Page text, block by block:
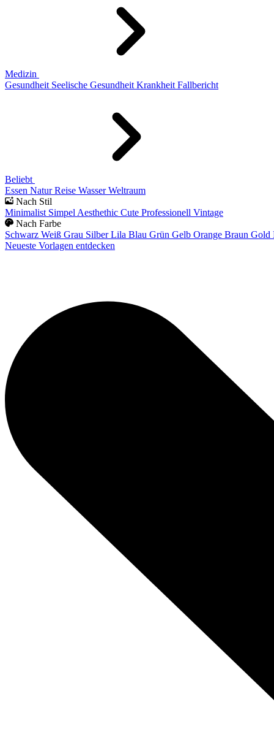
Medizin
Gesundheit Seelische Gesundheit Krankheit Fallbericht
Beliebt
Essen Natur Reise Wasser Weltraum
Nach Stil
Minimalist Simpel Aesthethic Cute Professionell Vintage
Nach Farbe
Schwarz Weiß Grau Silber Lila Blau Grün Gelb Orange Braun Gold
Neueste Vorlagen entdecken